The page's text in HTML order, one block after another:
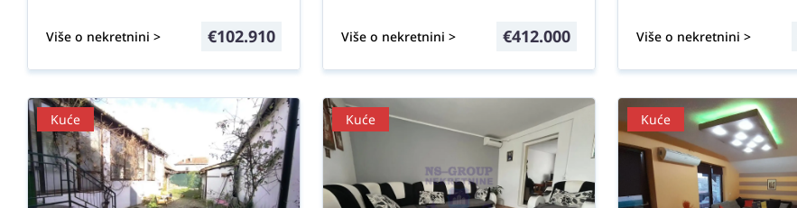
Više o nekretnini > €102.910 Više o nekretnini > €412.000 Više o nekretnini >
Kuće Kuće Kuće